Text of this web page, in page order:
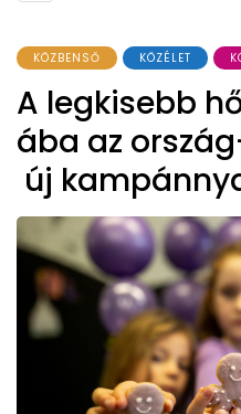
KÖZBENSŐ KÖZÉLET
A legkisebb
ába az
új